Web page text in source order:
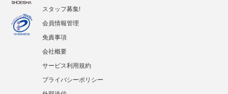
スタッフ募集!
会員情報管理
免責事項
会社概要
サービス利用規約
プライバシーポリシー